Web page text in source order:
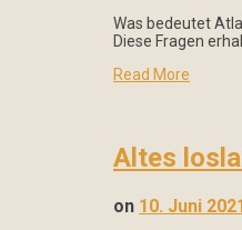
Was bedeutet
Diese Fragen
Read More
Altes
on 10. Juni